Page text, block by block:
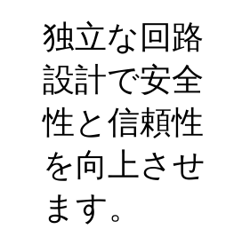
独立な回路
設計で安全
性と信頼性
を向上させ
ます。